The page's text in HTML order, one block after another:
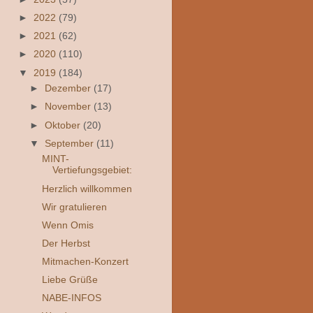
► 2022 (79)
► 2021 (62)
► 2020 (110)
▼ 2019 (184)
►
Dezember (17)
►
November (13)
►Oktober (20)
▼ September (11)
MINT-
Vertiefungsgebiet:
Herzlich willkommen
Wir gratulieren
Wenn Omis
Der Herbst
Mitmachen-Konzert
Liebe Grüße
NABE-INFOS